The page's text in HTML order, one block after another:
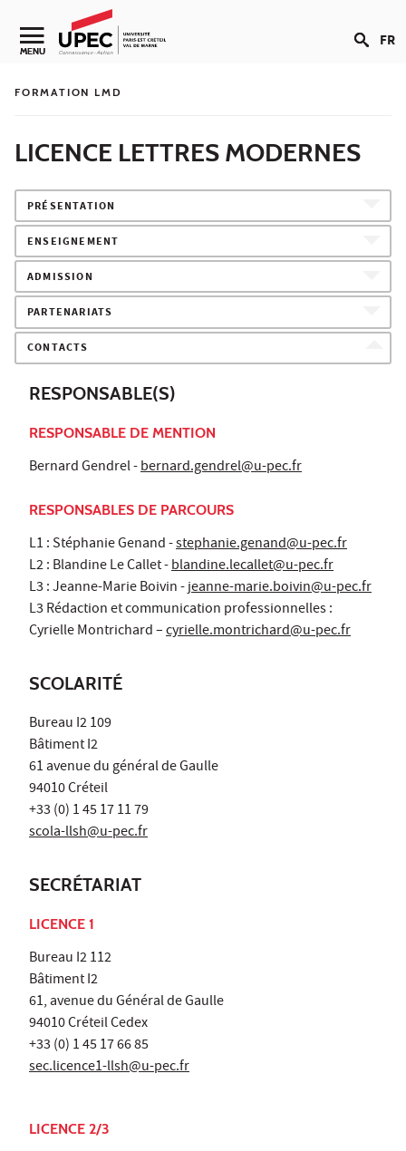
Aller au contenu
Navigation secondaire
MENU FR
FORMATION LMD
LICENCE LETTRES MODERNES
PRÉSENTATION
ENSEIGNEMENT
ADMISSION
PARTENARIATS
CONTACTS
RESPONSABLE(S)
RESPONSABLE DE MENTION
Bernard Gendrel -bernard.gendrel@u-pec.fr
RESPONSABLES DE PARCOURS
L1 : Stéphanie Genand -stephanie.genand@u-pec.fr
L2 : Blandine Le Callet -blandine.lecallet@u-pec.fr
L3 : Jeanne-Marie Boivin -jeanne-marie.boivin@u-pec.fr
L3 Rédaction et communication professionnelles :
Cyrielle Montrichard –cyrielle.montrichard@u-pec.fr
SCOLARITÉ
Bureau I2 109
Bâtiment I2
61 avenue du général de Gaulle
94010 Créteil
+33 (0) 1 45 17 11 79
scola-llsh@u-pec.fr
SECRÉTARIAT
LICENCE 1
Bureau I2 112
Bâtiment I2
61, avenue du Général de Gaulle
94010 Créteil Cedex
+33 (0) 1 45 17 66 85
sec.licence1-llsh@u-pec.fr
LICENCE 2/3